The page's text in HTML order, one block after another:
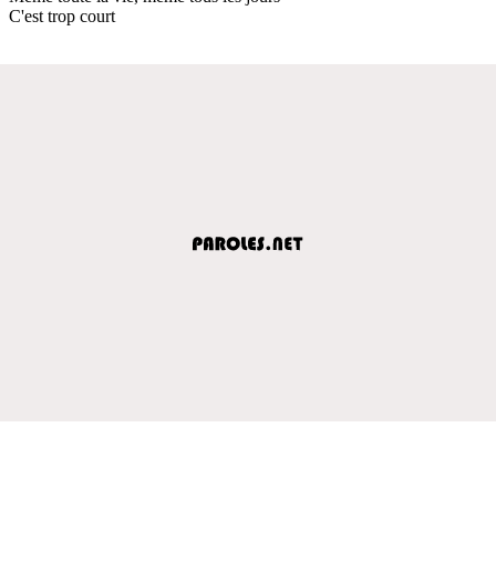
C'est trop court